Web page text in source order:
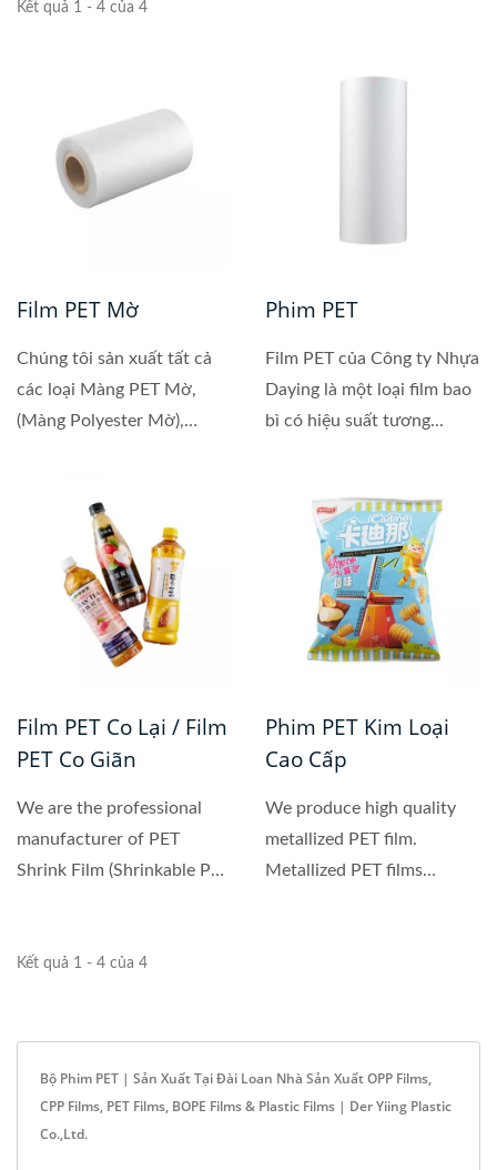
Kết quả 1 - 4 của 4
Film PET Mờ
Chúng tôi sản xuất tất cả
các loại Màng PET Mờ,
(Màng Polyester Mờ),
Phim PET
Film PET của Công ty Nhựa
Daying là một loại film bao
bì có hiệu suất tương...
Film PET Co Lại / Film
PET Co Giãn
We are the professional
manufacturer of PET
Shrink Film (Shrinkable PET
Phim PET Kim Loại
Cao Cấp
We produce high quality
metallized PET film.
Metallized PET films
Kết quả 1 - 4 của 4
Bộ Phim PET | Sản Xuất Tại Đài Loan Nhà Sản Xuất OPP Films,
CPP Films, PET Films, BOPE Films & Plastic Films | Der Yiing Plastic
Co.,Ltd.